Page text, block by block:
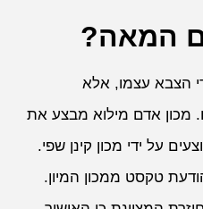
המאה?
הצבא עצמו, אלא
מכון אדם מילוא מבצע את
על ידי מכון קינן שפי.
טקסט ממכון המיון.